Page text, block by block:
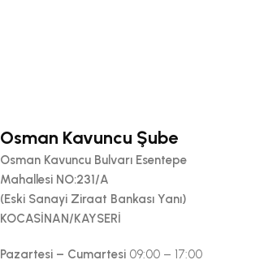
Osman Kavuncu Şube
Osman Kavuncu Bulvarı Esentepe
Mahallesi NO:231/A
(Eski Sanayi Ziraat Bankası Yanı)
KOCASİNAN/KAYSERİ
Pazartesi – Cumartesi09:00 – 17:00